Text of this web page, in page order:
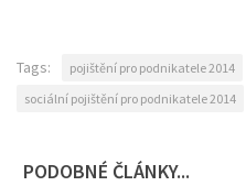
Tags: pojištění pro podnikatele 2014
sociální pojištění pro podnikatele 2014
PODOBNÉ ČLÁNKY...